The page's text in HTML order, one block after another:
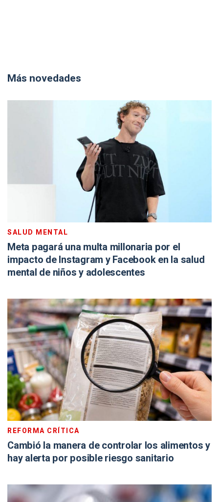
Más novedades
SALUD MENTAL
Meta pagará una multa millonaria por el
impacto de Instagram y Facebook en la salud
mental de niños y adolescentes
REFORMA CRÍTICA
Cambió la manera de controlar los alimentos y
hay alerta por posible riesgo sanitario